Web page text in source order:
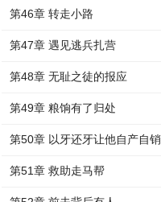
第46章 转走小路
第47章 遇见逃兵扎营
第48章 无耻之徒的报应
第49章 粮饷有了归处
第50章 以牙还牙让他自产自销
第51章 救助走马帮